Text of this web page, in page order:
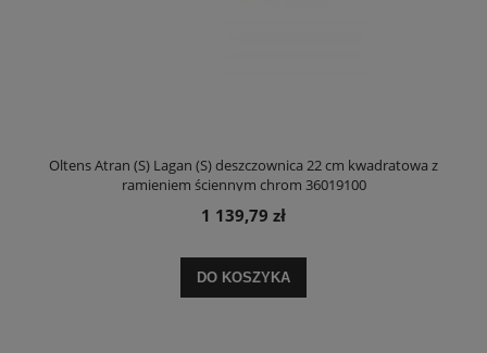
Oltens Atran (S) Lagan (S) deszczownica 22 cm kwadratowa z
ramieniem ściennym chrom 36019100
1 139,79 zł
DO KOSZYKA